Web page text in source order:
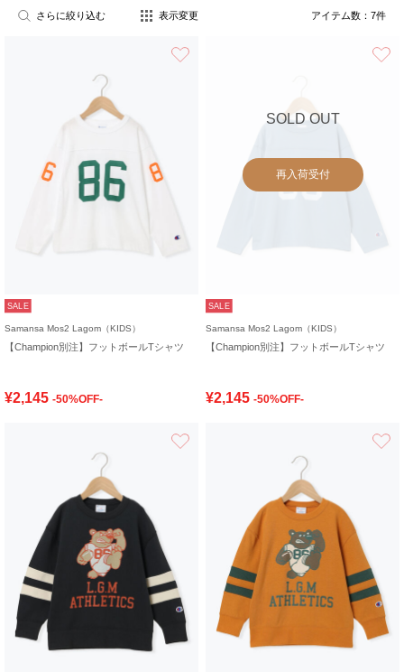
さらに絞り込む 表示変更 アイテム数： 7件
SALE
Samansa Mos2 Lagom（KIDS）
【Champion別注】フットボールTシャツ
¥2,145 -50%OFF-
SOLD OUT
再入荷受付
SALE
Samansa Mos2 Lagom（KIDS）
【Champion別注】フットボールTシャツ
¥2,145 -50%OFF-